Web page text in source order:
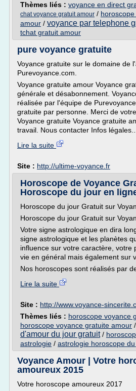
Thèmes liés : voyance en direct
chat voyance gratuit amour /
amour / voyance par telephone
tchat gratuit amour
pure voyance gratuite
Voyance gratuite sur le domaine de
Purevoyance.com.
Voyance gratuite amour Voyance
générale et désabonnement.
réalisée par l'équipe de
gratuite par personne. Merci de
Voyance gratuite Voyance gratuite
travail. Nous contacter Infos légales...
Lire la suite
Site : http://ultime-voyance.fr
Horoscope de Voyance
Horoscope du jour en
Horoscope du jour Gratuit sur
Horoscope du jour Gratuit sur
Votre signe astrologique en dira
signe astrologique et les planètes
influence sur votre caractère, votre
vie en général mais également sur
Nos horoscopes sont réalisés par
Lire la suite
Site : http://www.voyance-
Thèmes liés : horoscope voyance
horoscope voyance gratuite amour /
d'amour du jour gratuit/
astrologie / astrologie horoscope
Voyance Amour | Votre
amoureux 2015
Votre horoscope amoureux 2017